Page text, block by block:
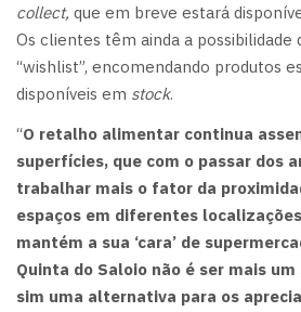
collect, que em breve estará
Os clientes têm ainda a possibilidade
“wishlist”, encomendando produtos
disponíveis em stock.
“O retalho alimentar continua
superfícies, que com o passar dos
trabalhar mais o fator da
espaços em diferentes
mantém a sua ‘cara’ de
Quinta do Saloio não é ser mais
sim uma alternativa para os